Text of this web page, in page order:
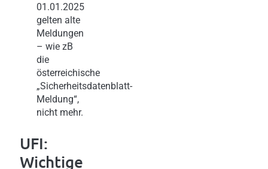
01.01.2025
gelten alte
Meldungen
– wie zB
die
österreichische
„Sicherheitsdatenblatt-
Meldung“,
nicht mehr.
UFI:
Wichtige